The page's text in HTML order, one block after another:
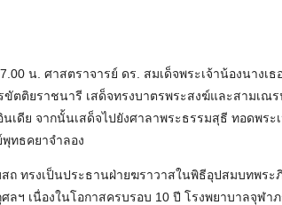
น. ศาสตราจารย์ ดร. สมเด็จพระเจ้าน้องนางเ
ตติยราชนารี เสด็จทรงบาตรพระสงฆ์และสามเณ
ดีย จากนั้นเสด็จไปยังศาลาพระธรรมสุธี ทอดพระ
ทธคยาจำลอง
ทรงเป็นประธานฝ่ายฆราวาสในพิธีอุปสมบทพระ
ฯ เนื่องในโอกาสครบรอบ 10 ปี โรงพยาบาลจุฬา